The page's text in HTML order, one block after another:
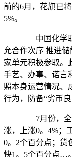
前的6月，花旗已
5%。
中国化学取
允合作次序 推进
家单元积极参取。
手艺、办事、诺言
照本身运营情况、
行为，防备“劣币良
7月份，全
涨，上涨0。4%；
0。2个百分点；货
快1。5个百分点…。